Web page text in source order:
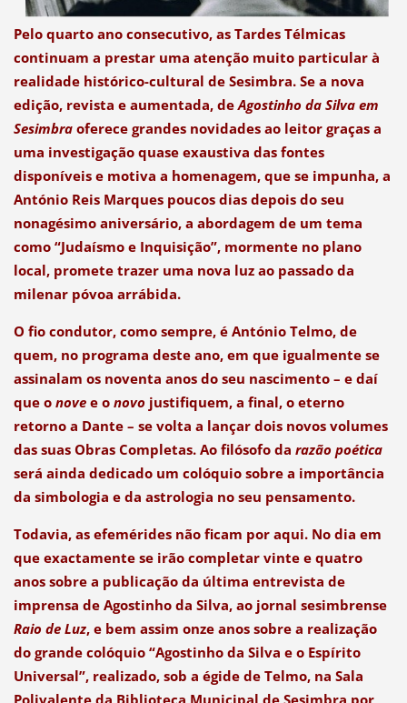
Pelo quarto ano consecutivo, as Tardes Télmicas
continuam a prestar uma atenção muito particular à
realidade histórico-cultural de Sesimbra. Se a nova
edição, revista e aumentada, deAgostinho da Silva em
Sesimbraoferece grandes novidades ao leitor graças a
uma investigação quase exaustiva das fontes
disponíveis e motiva a homenagem, que se impunha, a
António Reis Marques poucos dias depois do seu
nonagésimo aniversário, a abordagem de um tema
como “Judaísmo e Inquisição”, mormente no plano
local, promete trazer uma nova luz ao passado da
milenar póvoa arrábida.
O fio condutor, como sempre, é António Telmo, de
quem, no programa deste ano, em que igualmente se
assinalam os noventa anos do seu nascimento – e daí
que o novee o novo justifiquem, a final, o eterno
retorno a Dante – se volta a lançar dois novos volumes
das suas Obras Completas. Ao filósofo da razão poética
será ainda dedicado um colóquio sobre a importância
da simbologia e da astrologia no seu pensamento.
Todavia, as efemérides não ficam por aqui. No dia em
que exactamente se irão completar vinte e quatro
anos sobre a publicação da última entrevista de
imprensa de Agostinho da Silva, ao jornal sesimbrense
Raio de Luz, e bem assim onze anos sobre a realização
do grande colóquio “Agostinho da Silva e o Espírito
Universal”, realizado, sob a égide de Telmo, na Sala